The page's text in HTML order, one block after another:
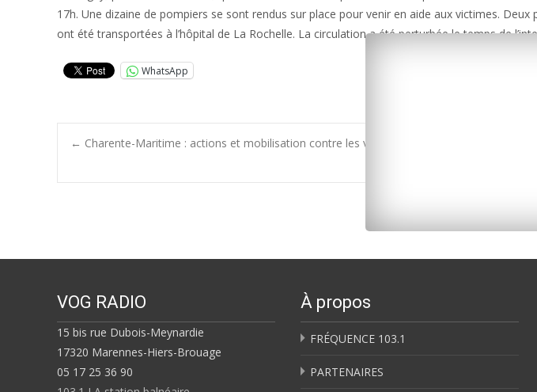
17h. Une dizaine de pompiers se sont rendus sur place pour venir en aide aux victimes.
ont été transportées à l’hôpital de La Rochelle. La circulation a été perturbée le temps de
WhatsApp
Post
← Charente-Maritime : actions et mobilisation contre les violences faites aux femmes
La Rochelle : un jeune de 18
VOG RADIO
15 bis rue Dubois-Meynardie
17320 Marennes-Hiers-Brouage
05 17 25 36 90
À propos
FRÉQUENCE 103.1
PARTENAIRES